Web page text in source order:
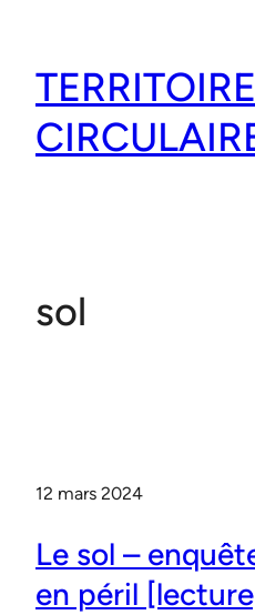
contenu
TERRITOIRE
sol
12 mars 2024
Le sol –
en péril